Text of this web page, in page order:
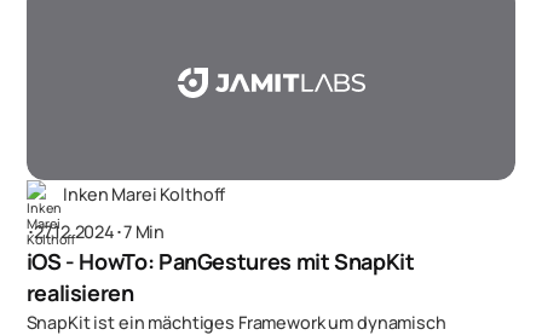
Inken Marei Kolthoff
･27.12.2024･7 Min
iOS - HowTo: PanGestures mit SnapKit
realisieren
SnapKit ist ein mächtiges Framework um dynamisch